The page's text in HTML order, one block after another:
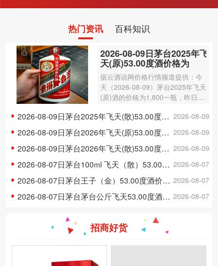
热门资讯 百科知识
2026-08-09日茅台2025年飞
天(原)53.00度酒价格为
1,800一瓶，上涨 20元
据云酒说网价格行情频道提供：今
天（2026-08-09）茅台2025年飞天
(原)酒的价格为1,800一瓶，昨日价
2025年飞天(原)酒容量为500ml，
酒精度数为53.00度。茅台酒除了年
份因…
2026-08-09
2026-08-09日茅台2025年飞天(散)53.00度酒价格为1,750一瓶，上涨 20元
2026-08-09
2026-08-09日茅台2026年飞天(原)53.00度酒价格为1,730一瓶，上涨 20元
2026-08-09
2026-08-09日茅台2026年飞天(散)53.00度酒价格为1,710一瓶，上涨 15元
2026-08-07
2026-08-07日茅台100ml 飞天（散）53.00度酒价格为300一瓶，上涨 3元
2026-08-07
2026-08-07日茅台王子（金）53.00度酒价格为148一瓶，下跌 5元
2026-08-07
2026-08-07日茅台茅台公斤飞天53.00度酒价格为3,250一瓶，下跌 20元
招商好货